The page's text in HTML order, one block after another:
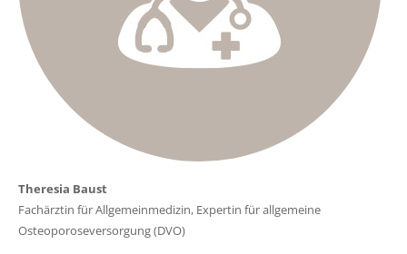
Theresia Baust
Fachärztin für Allgemeinmedizin, Expertin für allgemeine
Osteoporoseversorgung (DVO)